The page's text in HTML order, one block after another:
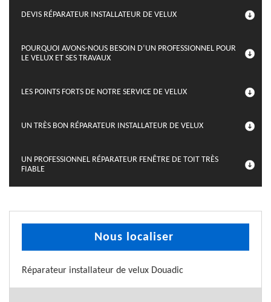
DEVIS RÉPARATEUR INSTALLATEUR DE VELUX
POURQUOI AVONS-NOUS BESOIN D’UN PROFESSIONNEL POUR
LE VELUX ET SES TRAVAUX
LES POINTS FORTS DE NOTRE SERVICE DE VELUX
UN TRÈS BON RÉPARATEUR INSTALLATEUR DE VELUX
UN PROFESSIONNEL RÉPARATEUR FENÊTRE DE TOIT TRÈS
FIABLE
Nous localiser
Réparateur installateur de velux Douadic